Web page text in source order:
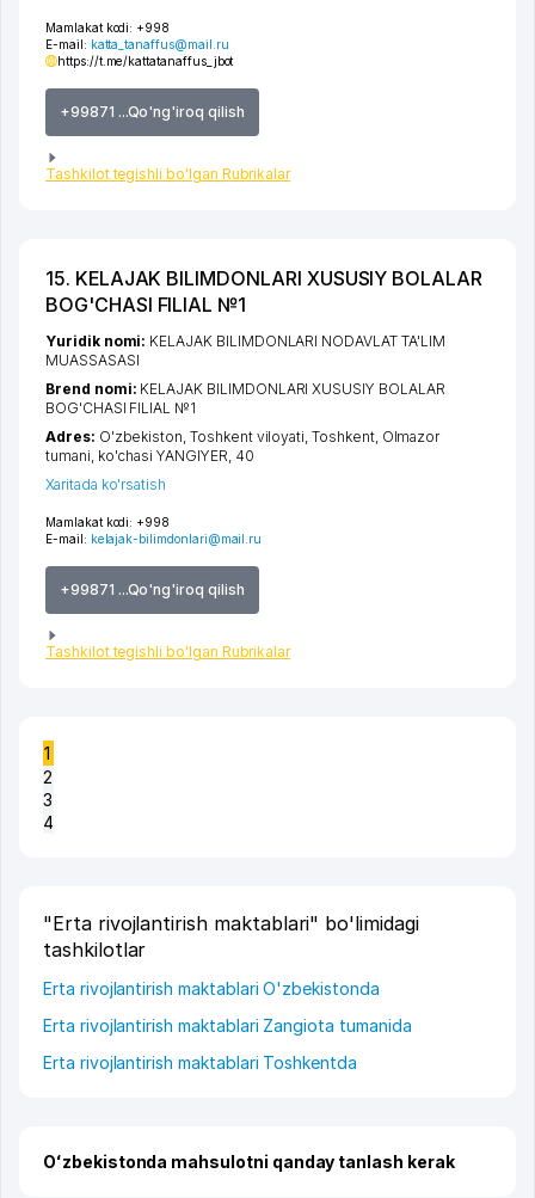
Mamlakat kodi: +998
E-mail: katta_tanaffus@mail.ru
https://t.me/kattatanaffus_jbot
+99871 ...Qo'ng'iroq qilish
Tashkilot tegishli bo'lgan Rubrikalar
15. KELAJAK BILIMDONLARI XUSUSIY BOLALAR
BOG'CHASI FILIAL №1
Mamlakat kodi: +998
E-mail: kelajak-bilimdonlari@mail.ru
+99871 ...Qo'ng'iroq qilish
Tashkilot tegishli bo'lgan Rubrikalar
Yuridik nomi: KELAJAK BILIMDONLARI NODAVLAT TA'LIM
MUASSASASI
Brend nomi: KELAJAK BILIMDONLARI XUSUSIY BOLALAR
BOG'CHASI FILIAL №1
Adres: O'zbekiston,Toshkent viloyati,Toshkent, Olmazor
tumani, ko'chasi YANGIYER, 40
Xaritada ko'rsatish
1
2
3
4
"Erta rivojlantirish maktablari" bo'limidagi
tashkilotlar
Erta rivojlantirish maktablari O'zbekistonda
Erta rivojlantirish maktablari Zangiota tumanida
Erta rivojlantirish maktablari Toshkentda
Oʻzbekistonda mahsulotni qanday tanlash kerak